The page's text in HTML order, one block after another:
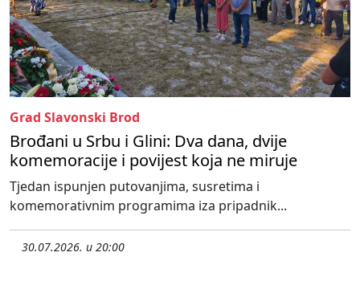
Grad Slavonski Brod
Brođani u Srbu i Glini: Dva dana, dvije
komemoracije i povijest koja ne miruje
Tjedan ispunjen putovanjima, susretima i
komemorativnim programima iza pripadnik...
30.07.2026. u 20:00